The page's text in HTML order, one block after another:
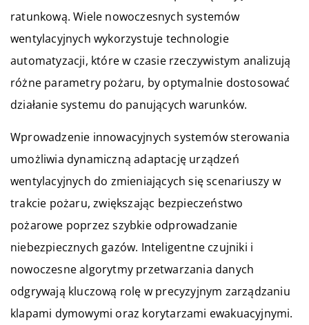
ratunkową. Wiele nowoczesnych systemów
wentylacyjnych wykorzystuje technologie
automatyzacji, które w czasie rzeczywistym analizują
różne parametry pożaru, by optymalnie dostosować
działanie systemu do panujących warunków.
Wprowadzenie innowacyjnych systemów sterowania
umożliwia dynamiczną adaptację urządzeń
wentylacyjnych do zmieniających się scenariuszy w
trakcie pożaru, zwiększając bezpieczeństwo
pożarowe poprzez szybkie odprowadzanie
niebezpiecznych gazów. Inteligentne czujniki i
nowoczesne algorytmy przetwarzania danych
odgrywają kluczową rolę w precyzyjnym zarządzaniu
klapami dymowymi oraz korytarzami ewakuacyjnymi.